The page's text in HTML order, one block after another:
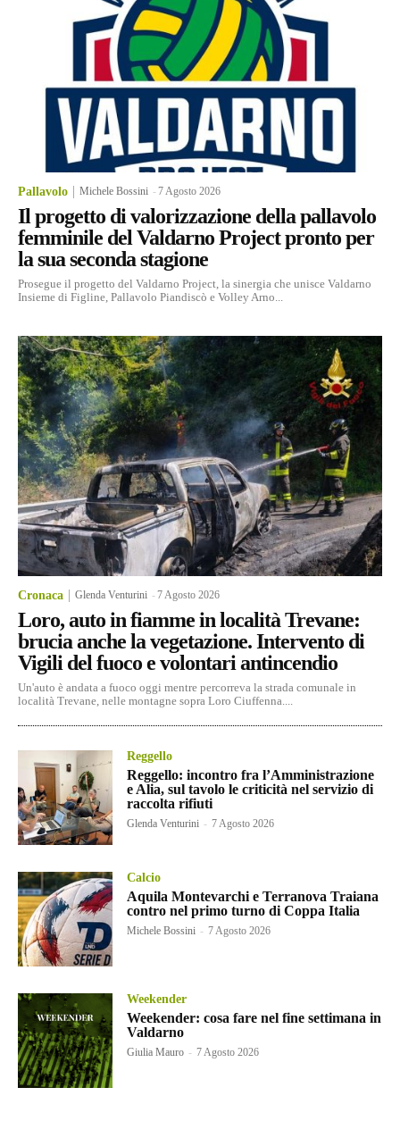
Pallavolo Michele Bossini -7 Agosto 2026
Il progetto di valorizzazione della pallavolo
femminile del Valdarno Project pronto per
la sua seconda stagione
Prosegue il progetto del Valdarno Project, la sinergia che unisce Valdarno
Insieme di Figline, Pallavolo Piandiscò e Volley Arno...
Cronaca Glenda Venturini -7 Agosto 2026
Loro, auto in fiamme in località Trevane:
brucia anche la vegetazione. Intervento di
Vigili del fuoco e volontari antincendio
Un'auto è andata a fuoco oggi mentre percorreva la strada comunale in
località Trevane, nelle montagne sopra Loro Ciuffenna....
Reggello
Reggello: incontro fra l’Amministrazione
e Alia, sul tavolo le criticità nel servizio di
raccolta rifiuti
Glenda Venturini - 7 Agosto 2026
Calcio
Aquila Montevarchi e Terranova Traiana
contro nel primo turno di Coppa Italia
Michele Bossini - 7 Agosto 2026
Weekender
Weekender: cosa fare nel fine settimana in
Valdarno
Giulia Mauro - 7 Agosto 2026